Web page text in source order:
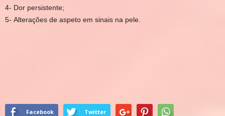
4- Dor persistente;
5- Alterações de aspeto em sinais na pele.
Facebook Twitter